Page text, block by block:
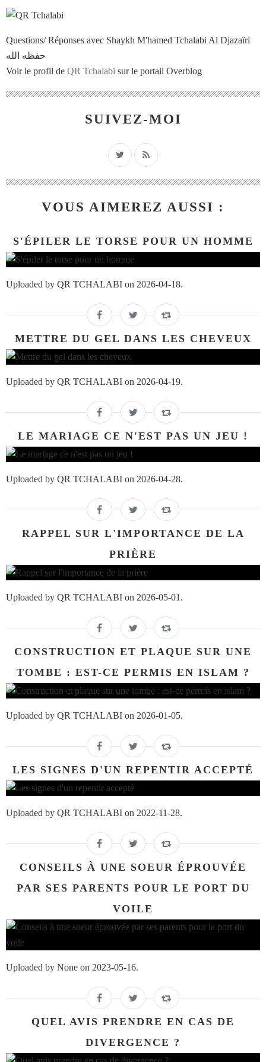
Questions/ Réponses avec Shaykh M'hamed Tchalabi Al Djazaïri
حفظه الله
Voir le profil de QR Tchalabi sur le portail Overblog
SUIVEZ-MOI
VOUS AIMEREZ AUSSI :
S'ÉPILER LE TORSE POUR UN HOMME
Uploaded by QR TCHALABI on 2026-04-18.
METTRE DU GEL DANS LES CHEVEUX
Uploaded by QR TCHALABI on 2026-04-19.
LE MARIAGE CE N'EST PAS UN JEU !
Uploaded by QR TCHALABI on 2026-04-28.
RAPPEL SUR L'IMPORTANCE DE LA
PRIÈRE
Uploaded by QR TCHALABI on 2026-05-01.
CONSTRUCTION ET PLAQUE SUR UNE
TOMBE : EST-CE PERMIS EN ISLAM ?
Uploaded by QR TCHALABI on 2026-01-05.
LES SIGNES D'UN REPENTIR ACCEPTÉ
Uploaded by QR TCHALABI on 2022-11-28.
CONSEILS À UNE SOEUR ÉPROUVÉE
PAR SES PARENTS POUR LE PORT DU
VOILE
Uploaded by None on 2023-05-16.
QUEL AVIS PRENDRE EN CAS DE
DIVERGENCE ?